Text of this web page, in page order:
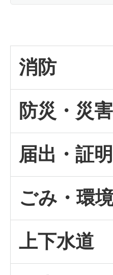
消防
防災・災
届出・証明
ごみ・環
上下水道